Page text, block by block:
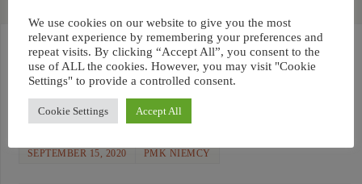
Spotkanie Grupy Modlitewnej
Orły i podziękowanie dla ks.
Rafała Kowalczyka
SEPTEMBER 15, 2020 PMK NIEMCY
We use cookies on our website to give you the most
relevant experience by remembering your preferences and
repeat visits. By clicking “Accept All”, you consent to the
use of ALL the cookies. However, you may visit "Cookie
Settings" to provide a controlled consent.
Cookie Settings Accept All